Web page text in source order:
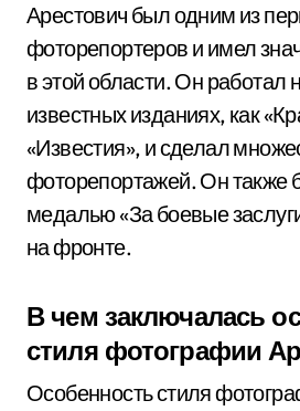
Арестович был одним из
фоторепортеров и имел
в этой области. Он работал
известных изданиях, как
«Известия», и сделал
фоторепортажей. Он также
медалью «За боевые
на фронте.
В чем заключалась
стиля фотографии
Особенность стиля